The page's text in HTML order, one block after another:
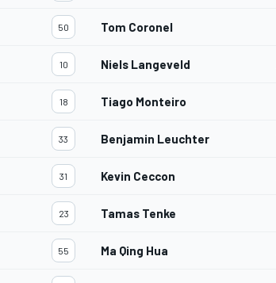
50 Tom Coronel
10 Niels Langeveld
18 Tiago Monteiro
33 Benjamin Leuchter
31 Kevin Ceccon
23 Tamas Tenke
55 Ma Qing Hua